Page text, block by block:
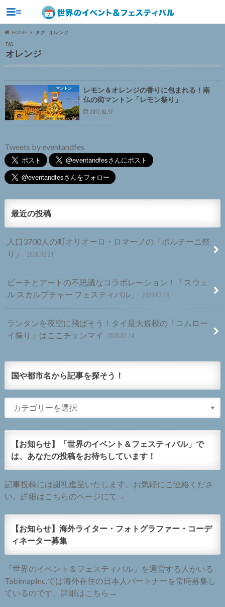
≡
HOME タグ : オレンジ
TAG
オレンジ
マントン
レモン＆オレンジの香りに包まれる！南
仏の街マントン「レモン祭り」
2017.02.17
Tweets by eventandfes
最近の投稿
人口3700人の町オリオーロ・ロマーノの「ポルチーニ祭
り」
2020.02.21
ビーチとアートの不思議なコラボレーション！「スウェ
ル スカルプチャー フェスティバル」
2020.02.18
ランタンを夜空に飛ばそう！タイ最大規模の「コムロー
イ祭り」はここチェンマイ
2020.02.14
国や都市名から記事を探そう！
【お知らせ】「世界のイベント＆フェスティバル」で
は、あなたの投稿をお待ちしています！
記事投稿には謝礼進呈いたします。お気軽にご連絡くださ
い。詳細はこちらのページにて→
【お知らせ】海外ライター・フォトグラファー・コーデ
ィネーター募集
「世界のイベント＆フェスティバル」を運営する人がいる
TabimapInc.では海外在住の日本人パートナーを常時募集し
ているのです。詳細はこちら→